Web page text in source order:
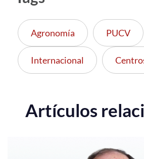
Agronomía PUCV
Internacional
Artículos